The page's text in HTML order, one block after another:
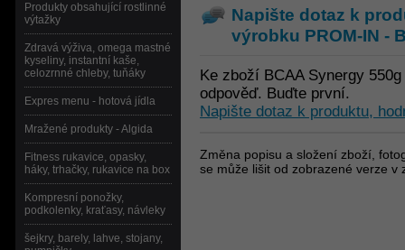
Napište dotaz k
výrobku PROM-IN -
Ke zboží BCAA Synergy
odpověď. Buďte první.
Napište dotaz k produktu,
Změna popisu a složení zboží,
se může lišit od zobrazené verze
Produkty obsahující rostlinné
výtažky
Zdravá výživa, omega mastné
kyseliny, instantní kaše,
celozrnné chleby, tuňáky
Expres menu - hotová jídla
Mražené produkty - Algida
Fitness rukavice, opasky,
háky, trhačky, rukavice na box
Kompresní ponožky,
podkolenky, kraťasy, návleky
šejkry, barely, lahve, stojany,